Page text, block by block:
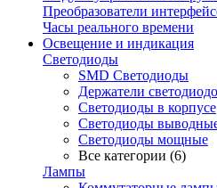
Преобразователи
Часы реального времени
Освещение и индикация
Светодиоды
SMD Светодиоды
Держатели
Светодиоды в корпусе
Светодиоды
Светодиоды мощные
Все категории (6)
Лампы